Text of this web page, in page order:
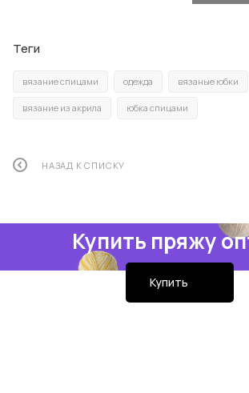
Теги
вязание спицами одежда вязаные юбки
вязание из акрила юбка спицами
НАЗАД К СПИСКУ
Купить пряжу
Купить